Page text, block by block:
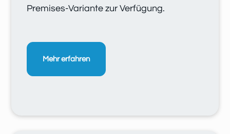
Premises-Variante zur Verfügung.
Mehr erfahren